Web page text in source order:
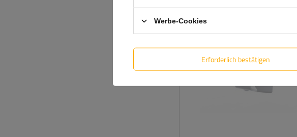
Werbe-Cookies
Erforderlich bestätigen